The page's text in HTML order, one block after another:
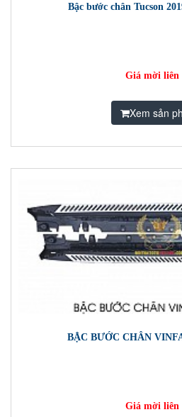
Bậc bước chân Tucson
Giá mời liên
Xem sản
BẬC BƯỚC CHÂN
Giá mời liên